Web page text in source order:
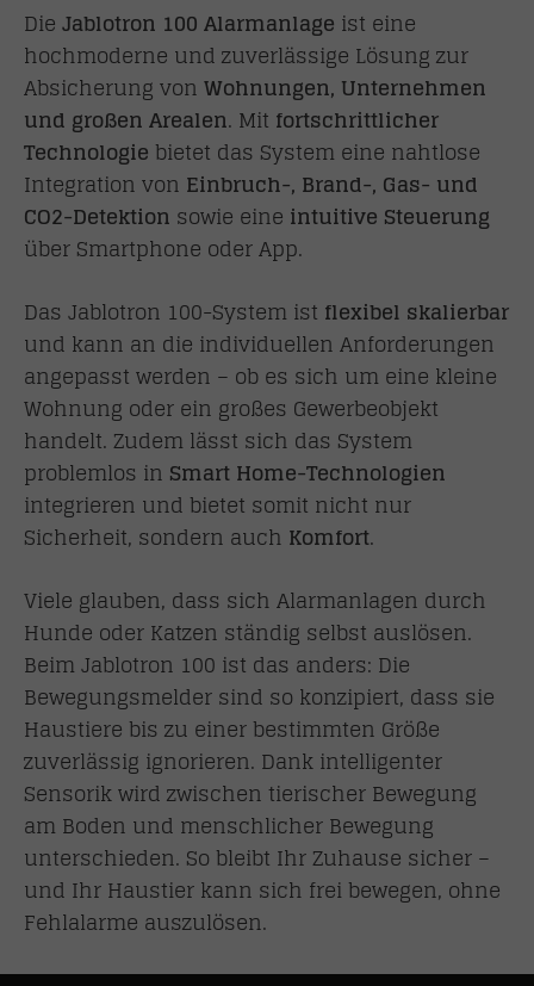
DieJablotron 100 Alarmanlage ist eine
hochmoderne und zuverlässige Lösung zur
Absicherung vonWohnungen, Unternehmen
und großen Arealen. Mit fortschrittlicher
Technologie bietet das System eine nahtlose
Integration von Einbruch-, Brand-, Gas- und
CO2-Detektion sowie eine intuitive Steuerung
über Smartphone oder App.
DasJablotron 100-System ist flexibel skalierbar
und kann an die individuellen Anforderungen
angepasst werden – ob es sich um eine kleine
Wohnung oder ein großes Gewerbeobjekt
handelt. Zudem lässt sich das System
problemlos in Smart Home-Technologien
integrieren und bietet somit nicht nur
Sicherheit, sondern auch Komfort.
Viele glauben, dass sich Alarmanlagen durch
Hunde oder Katzen ständig selbst auslösen.
Beim Jablotron 100 ist das anders: Die
Bewegungsmelder sind so konzipiert, dass sie
Haustiere bis zu einer bestimmten Größe
zuverlässig ignorieren. Dank intelligenter
Sensorik wird zwischen tierischer Bewegung
am Boden und menschlicher Bewegung
unterschieden. So bleibt Ihr Zuhause sicher –
und Ihr Haustier kann sich frei bewegen, ohne
Fehlalarme auszulösen.